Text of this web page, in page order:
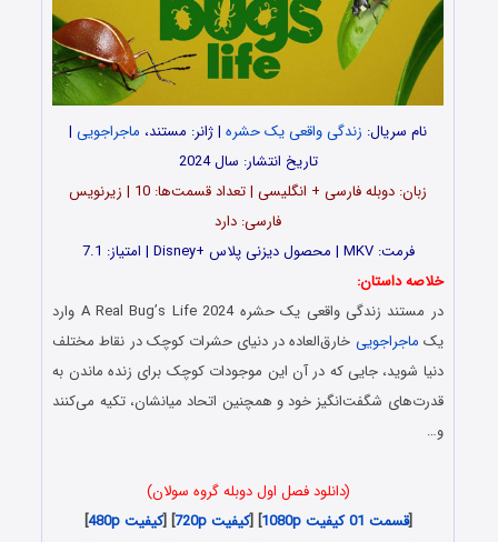
نام سریال: زندگی واقعی یک حشره | ژانر: مستند، ماجراجویی |
تاریخ انتشار: سال 2024
زبان: دوبله فارسی + انگلیسی | تعداد قسمت‌‌‌‌ها: 10 | زیرنویس
فارسی: دارد
فرمت: MKV | محصول دیزنی پلاس +Disney | امتیاز: 7.1
خلاصه داستان:
در مستند زندگی واقعی یک حشره A Real Bug’s Life 2024 وارد
یک ماجراجویی خارق‌العاده در دنیای حشرات کوچک در نقاط مختلف
دنیا شوید، جایی که در آن این موجودات کوچک برای زنده ماندن به
قدرت‌های شگفت‌انگیز خود و همچنین اتحاد میانشان، تکیه می‌کنند
و…
(دانلود فصل اول دوبله گروه سولان)
[قسمت 01 کیفیت 1080p ] [کیفیت 720p ] [کیفیت 480p
]